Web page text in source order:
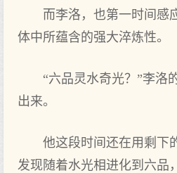
而李洛，也第一时间感
体中所蕴含的强大淬炼性。
“六品灵水奇光？”李洛
出来。
他这段时间还在用剩下
发现随着水光相进化到六品